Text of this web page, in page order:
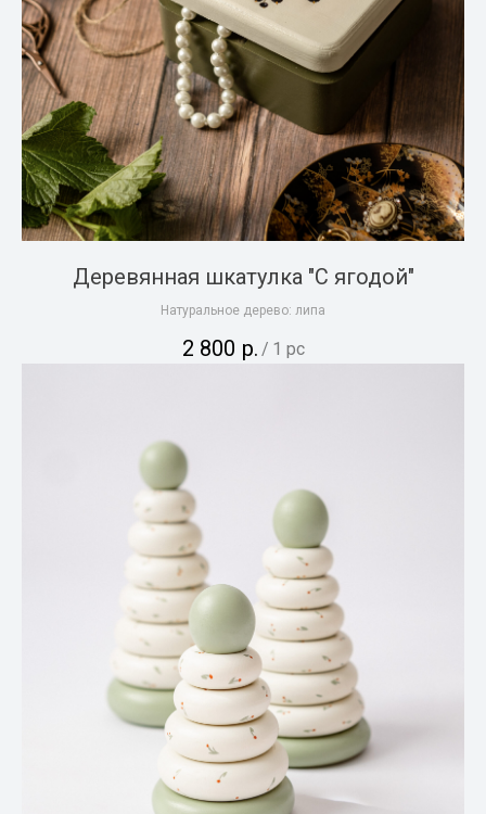
Деревянная шкатулка "С ягодой"
Натуральное дерево: липа
2 800 р. / 1 pc